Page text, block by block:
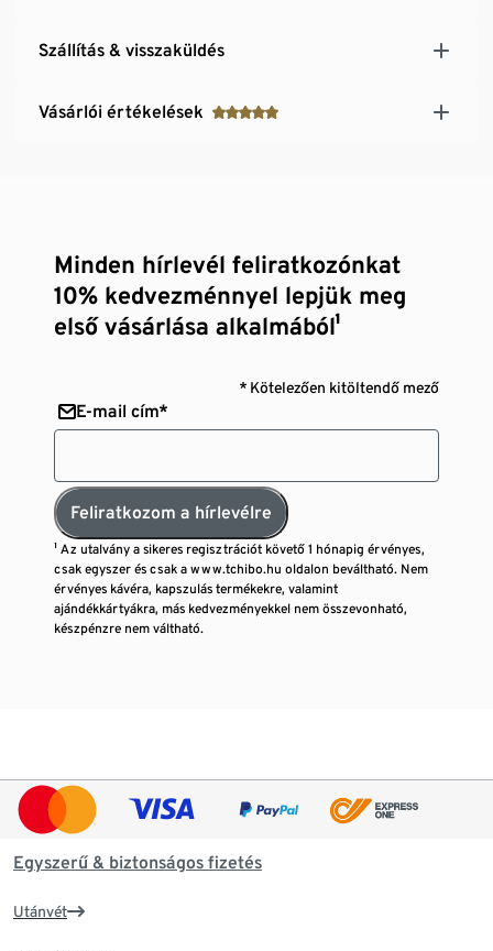
Szállítás & visszaküldés
Vásárlói értékelések
Minden hírlevél feliratkozónkat
10% kedvezménnyel lepjük meg
első vásárlása alkalmából¹
* Kötelezően kitöltendő mező
E-mail cím*
Feliratkozom a hírlevélre
¹ Az utalvány a sikeres regisztrációt követő 1 hónapig érvényes,
csak egyszer és csak a www.tchibo.hu oldalon beváltható. Nem
érvényes kávéra, kapszulás termékekre, valamint
ajándékkártyákra, más kedvezményekkel nem összevonható,
készpénzre nem váltható.
Egyszerű & biztonságos fizetés
Utánvét